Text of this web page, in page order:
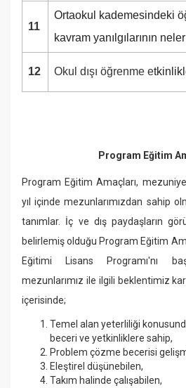
11
Ortaokul kademesindeki
kavram yanılgılarının
12 Okul dışı öğrenme e
Program Eğitim
Program Eğitim Amaçları,
yıl içinde mezunlarımızdan sahip
tanımlar. İç ve dış paydaşların
belirlemiş olduğu Program Eğitim
Eğitimi Lisans Programı'nı
mezunlarımız ile ilgili beklentimiz
içerisinde;
Temel alan yeterliliği
beceri ve yetkinliklere sahip,
Problem çözme becerisi
Eleştirel düşünebilen,
Takım halinde çalışabilen,